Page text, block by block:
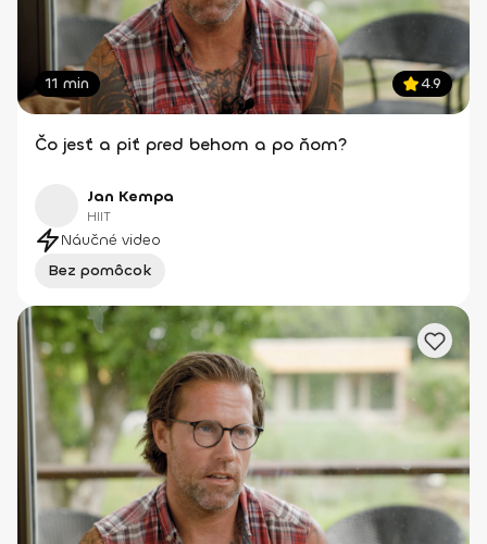
11 min 4.9
Čo jesť a piť pred behom a po ňom?
Jan Kempa
HIIT
Náučné video
Bez pomôcok